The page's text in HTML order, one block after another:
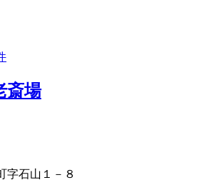
斎場
字石山１－８